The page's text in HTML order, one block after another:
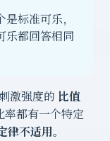
标准可乐，
乐都回答相同
激强度的 比值
都有一个特定
不适用。